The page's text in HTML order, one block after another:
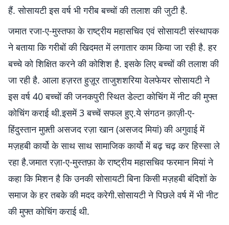
हैं. सोसायटी इस वर्ष भी गरीब बच्चों की तलाश की जुटी है.
जमात रजा-ए-मुस्तफा के राष्ट्रीय महासचिव एवं सोसायटी संस्थापक
ने बताया कि गरीबों की खिदमत में लगातार काम किया जा रही है. हर
बच्चे को शिक्षित करने की कोशिश है. इसके लिए बच्चों की तलाश की
जा रही है. आला हज़रत हुज़ूर ताजुशशरिया वेलफेयर सोसायटी ने
इस वर्ष 40 बच्चों की जनकपुरी स्थित डेल्टा कोचिंग में नीट की मुफ्त
कोचिंग कराई थी.इसमें 3 बच्चें सफल हुए.ये संगठन क़ाज़ी-ए-
हिंदुस्तान मुफ़्ती असजद रज़ा खान (असजद मियां) की अगुवाई में
मज़हबी कार्यो के साथ साथ सामाजिक कार्यो में बढ़ चढ़ कर हिस्सा ले
रहा है.जमात रज़ा-ए-मुस्तफ़ा के राष्ट्रीय महासचिव फरमान मियां ने
कहा कि मिशन है कि उनकी सोसायटी बिना किसी मज़हबी बंदिशों के
समाज के हर तबके की मदद करेगी.सोसायटी ने पिछले वर्ष में भी नीट
की मुफ्त कोचिंग कराई थी.